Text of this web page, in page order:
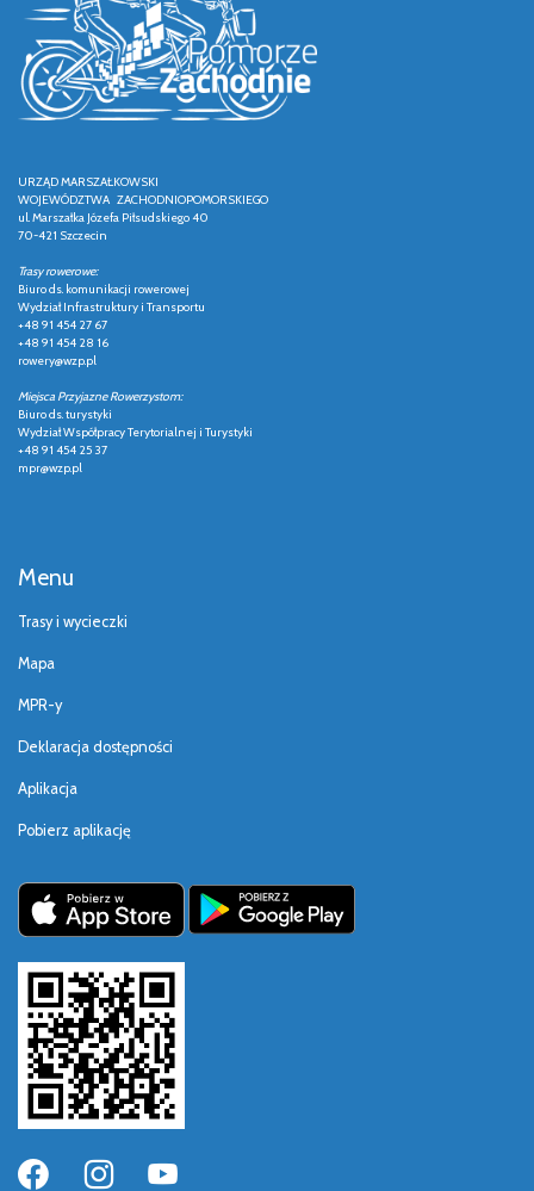
URZĄD MARSZAŁKOWSKI
WOJEWÓDZTWA ZACHODNIOPOMORSKIEGO
ul. Marszałka Józefa Piłsudskiego 40
70-421 Szczecin
Trasy rowerowe:
Biuro ds. komunikacji rowerowej
Wydział Infrastruktury i Transportu
+48 91 454 27 67
+48 91 454 28 16
rowery@wzp.pl
Miejsca Przyjazne Rowerzystom:
Biuro ds. turystyki
Wydział Współpracy Terytorialnej i Turystyki
+48 91 454 25 37
mpr@wzp.pl
Menu
Trasy i wycieczki
Mapa
MPR-y
Deklaracja dostępności
Aplikacja
Pobierz aplikację